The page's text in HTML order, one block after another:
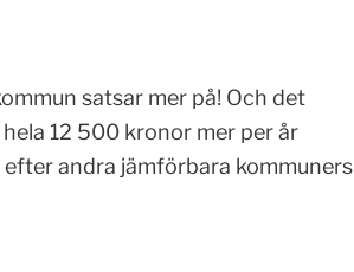
satsar mer på! Och det
12 500 kronor mer per år
andra jämförbara kommuners